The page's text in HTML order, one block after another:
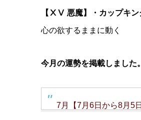
【ⅩⅤ 悪魔】・カップキン
心の欲するままに動く
今月の運勢を掲載しました
7月【7月6日から8月5